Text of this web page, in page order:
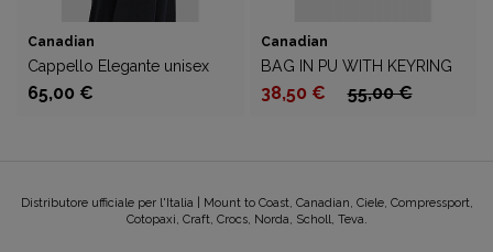
Canadian
Cappello Elegante unisex
65,00 €
Canadian
BAG IN PU WITH KEYRING
38,50 € 55,00 €
Distributore ufficiale per l'Italia | Mount to Coast, Canadian, Ciele, Compressport,
Cotopaxi, Craft, Crocs, Norda, Scholl, Teva.